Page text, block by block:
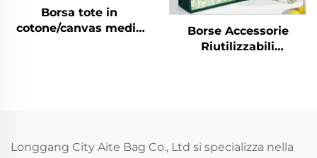
Borsa tote in
cotone/canvas media
Borse Accessorie
Riutilizzabili
Personalizzazione
Longgang City Aite Bag Co., Ltd si specializza nella